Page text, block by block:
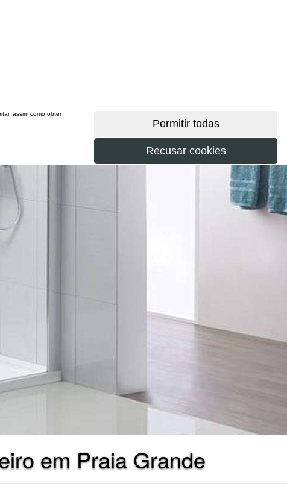
assim como obter
em Praia Grande